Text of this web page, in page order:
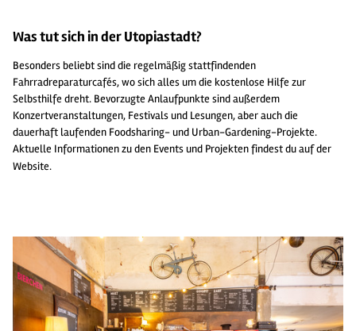
Was tut sich in der Utopiastadt?
Besonders beliebt sind die regelmäßig stattfindenden
Fahrradreparaturcafés, wo sich alles um die kostenlose Hilfe zur
Selbsthilfe dreht. Bevorzugte Anlaufpunkte sind außerdem
Konzertveranstaltungen, Festivals und Lesungen, aber auch die
dauerhaft laufenden Foodsharing- und Urban-Gardening-Projekte.
Aktuelle Informationen zu den Events und Projekten findest du auf der
Website.